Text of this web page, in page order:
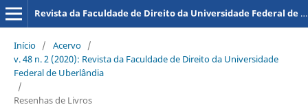
Revista da Faculdade de Direito da Universidade Federal de Uberlândia
Início / Acervo /
v. 48 n. 2 (2020): Revista da Faculdade de Direito da Universidade
Federal de Uberlândia
/
Resenhas de Livros